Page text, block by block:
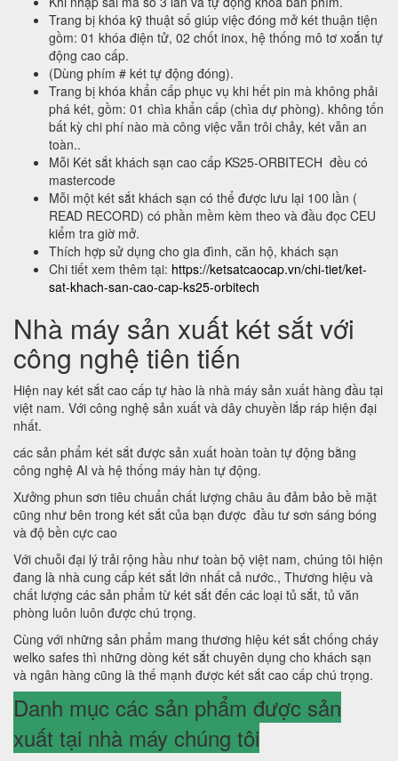
Trang bị khóa kỹ thuật số giúp việc đóng mở két thuận tiện
gồm: 01 khóa điện tử, 02 chốt inox, hệ thống mô tơ xoắn tự
động cao cấp.
(Dùng phím # két tự động đóng).
Trang bị khóa khẩn cấp phục vụ khi hết pin mà không phải
phá két, gồm: 01 chìa khẩn cấp (chìa dự phòng). không tốn
bất kỳ chi phí nào mà công việc vẫn trôi chảy, két vẫn an
toàn..
Mỗi Két sắt khách sạn cao cấp KS25-ORBITECH đều có
mastercode
Mỗi một két sắt khách sạn có thể được lưu lại 100 lần (
READ RECORD) có phần mềm kèm theo và đầu đọc CEU
kiểm tra giờ mở.
Thích hợp sử dụng cho gia đình, căn hộ, khách sạn
Chi tiết xem thêm tại: https://ketsatcaocap.vn/chi-tiet/ket-
sat-khach-san-cao-cap-ks25-orbitech
Nhà máy sản xuất két sắt với
công nghệ tiên tiến
Hiện nay két sắt cao cấp tự hào là nhà máy sản xuất hàng đầu tại
việt nam. Với công nghệ sản xuất và dây chuyền lắp ráp hiện đại
nhất.
các sản phẩm két sắt được sản xuất hoàn toàn tự động bằng
công nghệ AI và hệ thống máy hàn tự động.
Xưởng phun sơn tiêu chuẩn chất lượng châu âu đảm bảo bề mặt
cũng như bên trong két sắt của bạn được đầu tư sơn sáng bóng
và độ bền cực cao
Với chuỗi đại lý trải rộng hầu như toàn bộ việt nam, chúng tôi hiện
đang là nhà cung cấp két sắt lớn nhất cả nước., Thương hiệu và
chất lượng các sản phẩm từ két sắt đến các loại tủ sắt, tủ văn
phòng luôn luôn được chú trọng.
Cùng với những sản phẩm mang thương hiệu két sắt chống cháy
welko safes thì những dòng két sắt chuyên dụng cho khách sạn
và ngân hàng cũng là thế mạnh được két sắt cao cấp chú trọng.
Danh mục các sản phẩm được sản
xuất tại nhà máy chúng tôi